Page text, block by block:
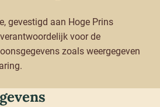
gevestigd aan Hoge Prins
voor de
zoals weergegeven